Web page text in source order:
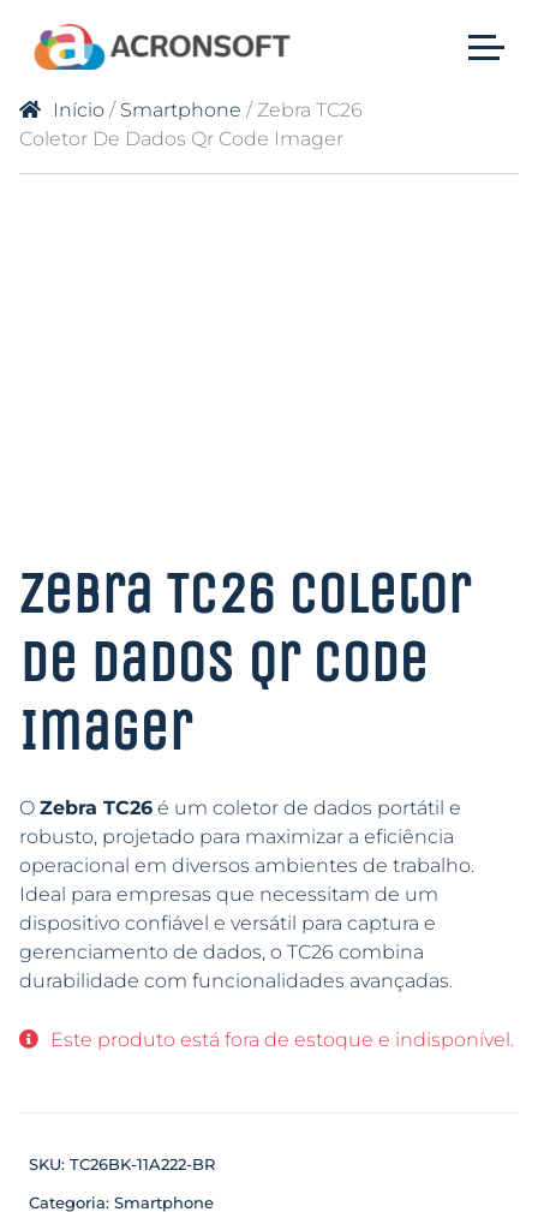
Início / Smartphone / Zebra TC26
Coletor De Dados Qr Code Imager
Zebra TC26 Coletor
De Dados Qr Code
Imager
O Zebra TC26 é um coletor de dados portátil e
robusto, projetado para maximizar a eficiência
operacional em diversos ambientes de trabalho.
Ideal para empresas que necessitam de um
dispositivo confiável e versátil para captura e
gerenciamento de dados, o TC26 combina
durabilidade com funcionalidades avançadas.
Este produto está fora de estoque e indisponível.
SKU: TC26BK-11A222-BR
Categoria: Smartphone